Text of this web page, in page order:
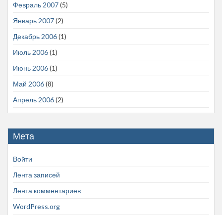
Февраль 2007(5)
Январь 2007(2)
Декабрь 2006(1)
Июль 2006(1)
Июнь 2006(1)
Май 2006(8)
Апрель 2006(2)
Мета
Войти
Лента записей
Лента комментариев
WordPress.org